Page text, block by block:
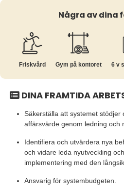
Några av dina
Friskvård Gym på kontoret 6 v
DINA FRAMTIDA
Säkerställa att systemet stödjer
affärsvärde genom ledning och
Identifiera och utvärdera nya
och vidare leda nyutveckling
implementering med den
Ansvarig för systembudgeten.